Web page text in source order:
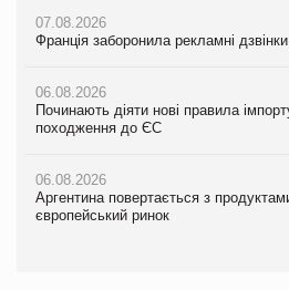
07.08.2026
Франція заборонила рекламні дзвінки
06.08.2026
Починають діяти нові правила
походження до ЄС
06.08.2026
Аргентина повертається з
європейський ринок
налічуватиме 374 магазини
Російська атака 5 серпня стала
ударів по українському бізнесу за
Смачне поповнення дитячого меню: у
новинки від ТМ ТОКЕРИ
07.08.2026
Франція заборонила рекламні дзвінки
06.08.2026
Починають діяти нові правила
походження до ЄС
06.08.2026
Аргентина повертається з
європейський ринок